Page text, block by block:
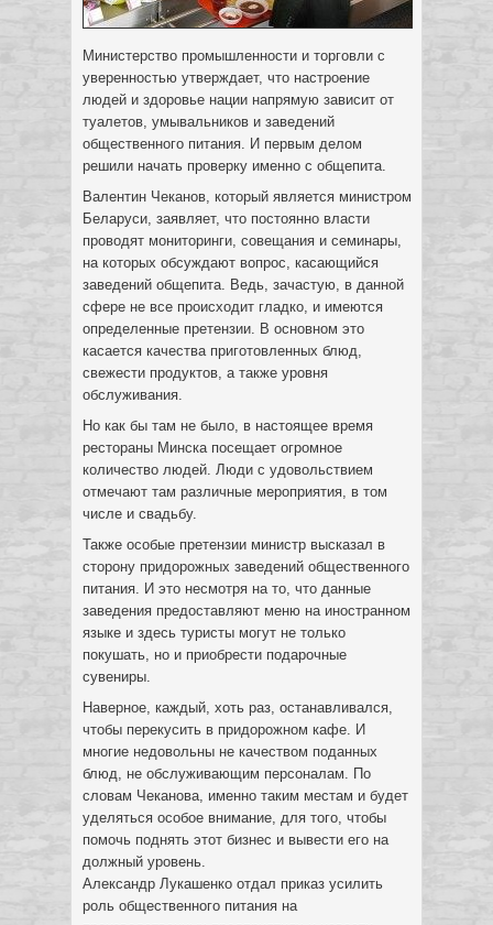
Министерство промышленности и торговли с
уверенностью утверждает, что настроение
людей и здоровье нации напрямую зависит от
туалетов, умывальников и заведений
общественного питания. И первым делом
решили начать проверку именно с общепита.
Валентин Чеканов, который является министром
Беларуси, заявляет, что постоянно власти
проводят мониторинги, совещания и семинары,
на которых обсуждают вопрос, касающийся
заведений общепита. Ведь, зачастую, в данной
сфере не все происходит гладко, и имеются
определенные претензии. В основном это
касается качества приготовленных блюд,
свежести продуктов, а также уровня
обслуживания.
Но как бы там не было, в настоящее время
рестораны Минска посещает огромное
количество людей. Люди с удовольствием
отмечают там различные мероприятия, в том
числе и свадьбу.
Также особые претензии министр высказал в
сторону придорожных заведений общественного
питания. И это несмотря на то, что данные
заведения предоставляют меню на иностранном
языке и здесь туристы могут не только
покушать, но и приобрести подарочные
сувениры.
Наверное, каждый, хоть раз, останавливался,
чтобы перекусить в придорожном кафе. И
многие недовольны не качеством поданных
блюд, не обслуживающим персоналам. По
словам Чеканова, именно таким местам и будет
уделяться особое внимание, для того, чтобы
помочь поднять этот бизнес и вывести его на
должный уровень.
Александр Лукашенко отдал приказ усилить
роль общественного питания на